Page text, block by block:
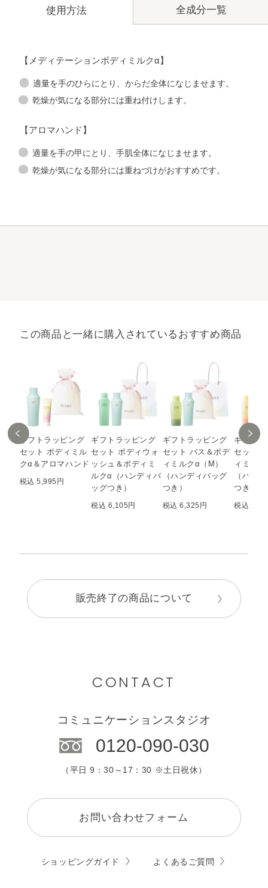
使用方法
【メディテーションボディミルクα】
適量を手のひらにとり、からだ全体になじませます。
乾燥が気になる部分には重ね付けします。
【アロマハンド】
適量を手の甲にとり、手肌全体になじませます。
乾燥が気になる部分には重ねづけがおすすめです。
全成分一覧
この商品と一緒に購入されているおすすめ商品
ギフトラッピング
セット ボディミル
クα＆アロマハンド
税込 5,995円
ギフトラッピング
セット ボディウォ
ッシュ＆ボディミ
ルクα（ハンディバ
ッグつき）
税込 6,105円
ギフトラッピング
セット バス＆ボデ
ィミルクα（M）
（ハンディバッグ
つき）
税込 6,325円
ギフト
セット
ィミル
（ハン
つき）
税込
販売終了の商品について
CONTACT
コミュニケーションスタジオ
0120-090-030
（平日 9：30～17：30 ※土日祝休）
お問い合わせフォーム
ショッピングガイド よくあるご質問